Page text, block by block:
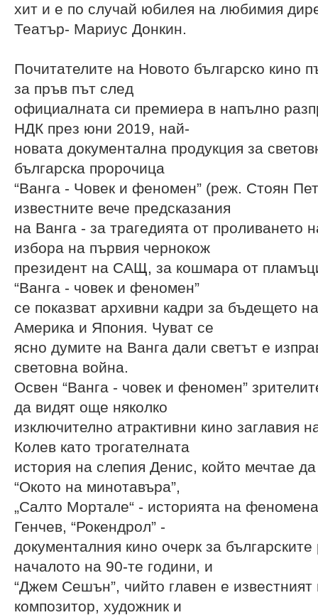
хит и е по случай юбилея на любимия
Театър- Мариус Донкин.
Почитателите на Новото българско кино
за пръв път след
официалната си премиера в напълно
НДК през юни 2019, най-
новата документална продукция за
българска пророчица
“Ванга - Човек и феномен” (реж. Стоян
известните вече предсказания
на Ванга - за трагедията от проливането
избора на първия чернокож
президент на САЩ, за кошмара от
“Ванга - човек и феномен”
се показват архивни кадри за бъдещето
Америка и Япония. Чуват се
ясно думите на Ванга дали светът е
световна война.
Освен “Ванга - човек и феномен”
да видят още няколко
изключително атрактивни кино заглавия
Колев като трогателната
история на слепия Денис, който мечтае
“Окото на минотавъра”,
„Салто Мортале“ - историята на
Генчев, “Рокендрол” -
документалния кино очерк за българските
началото на 90-те години, и
“Джем Сешън”, чийто главен е известният
композитор, художник и